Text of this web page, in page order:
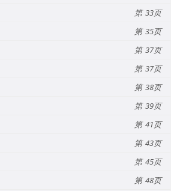
33
35
37
37
38
39
41
43
45
48